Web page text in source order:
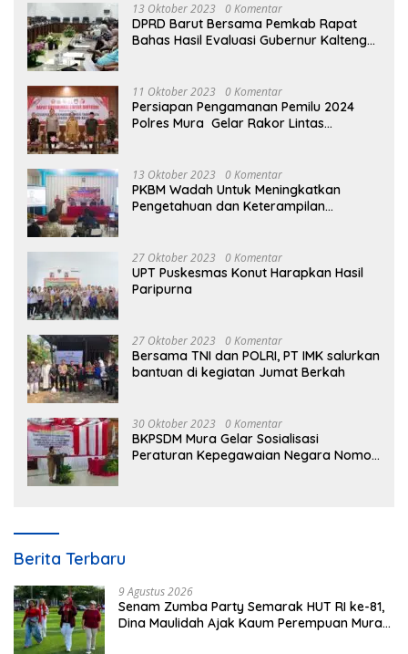
13 Oktober 2023 0 Komentar
DPRD Barut Bersama Pemkab Rapat
Bahas Hasil Evaluasi Gubernur Kalteng
11 Oktober 2023 0 Komentar
Persiapan Pengamanan Pemilu 2024
Polres Mura Gelar Rakor Lintas
13 Oktober 2023 0 Komentar
PKBM Wadah Untuk Meningkatkan
Pengetahuan dan Keterampilan
27 Oktober 2023 0 Komentar
UPT Puskesmas Konut Harapkan Hasil
Paripurna
27 Oktober 2023 0 Komentar
Bersama TNI dan POLRI, PT IMK salurkan
bantuan di kegiatan Jumat Berkah
30 Oktober 2023 0 Komentar
BKPSDM Mura Gelar Sosialisasi
Peraturan Kepegawaian Negara Nomor
Berita Terbaru
9 Agustus 2026
Senam Zumba Party Semarak HUT RI ke-81,
Dina Maulidah Ajak Kaum Perempuan Mura